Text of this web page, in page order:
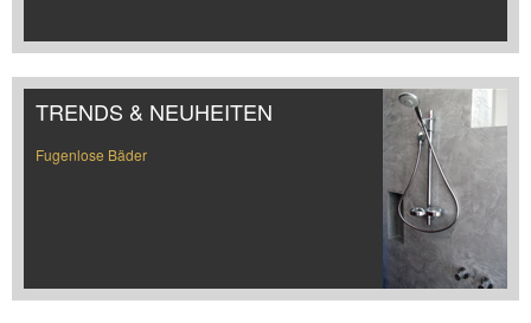
TRENDS & NEUHEITEN
Fugenlose Bäder